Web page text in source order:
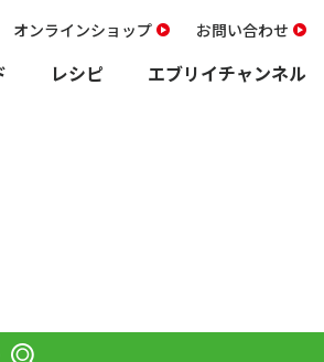
オンラインショップ お問い合わせ
レシピ エブリイチャンネル